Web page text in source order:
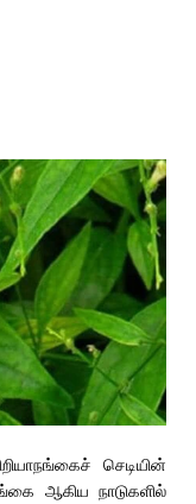
செடியின்
ஆகிய நாடுகளில்